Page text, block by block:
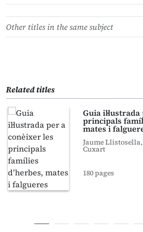
Other titles in the same subject
Related titles
Guia
principals
mates i
Jaume
Cuxart
180 pages